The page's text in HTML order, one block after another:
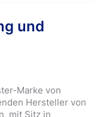
und
Marke von
Hersteller von
mit Sitz in